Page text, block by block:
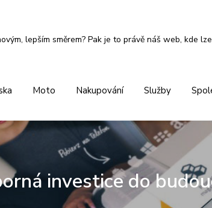
lepším směrem? Pak je to právě náš web, kde
Moto Nakupování Služby
investice do